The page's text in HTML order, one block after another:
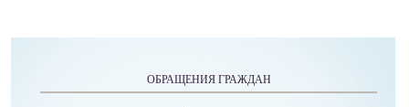
ОБРАЩЕНИЯ ГРАЖДАН